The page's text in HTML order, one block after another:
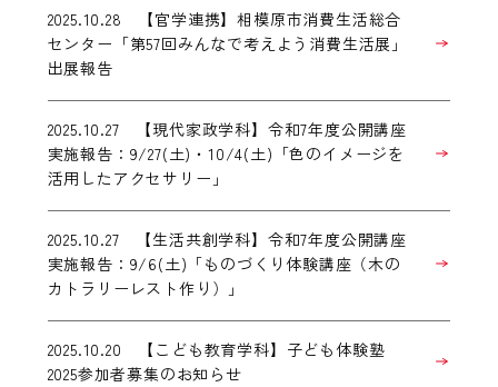
2025.10.28 【官学連携】相模原市消費生活総合
センター「第57回みんなで考えよう消費生活展」
出展報告
2025.10.27 【現代家政学科】令和7年度公開講座
実施報告：9/27(土)・10/4(土)「色のイメージを
活用したアクセサリー」
2025.10.27 【生活共創学科】令和7年度公開講座
実施報告：9/6(土)「ものづくり体験講座（木の
カトラリーレスト作り）」
2025.10.20 【こども教育学科】子ども体験塾
2025参加者募集のお知らせ